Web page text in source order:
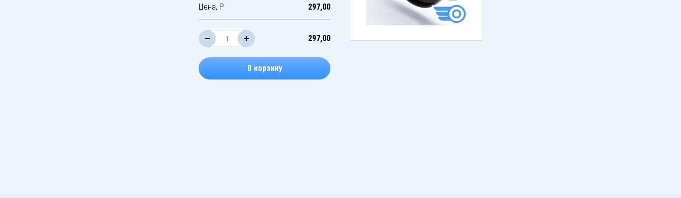
Цена, Р 297,00
297,00
В корзину